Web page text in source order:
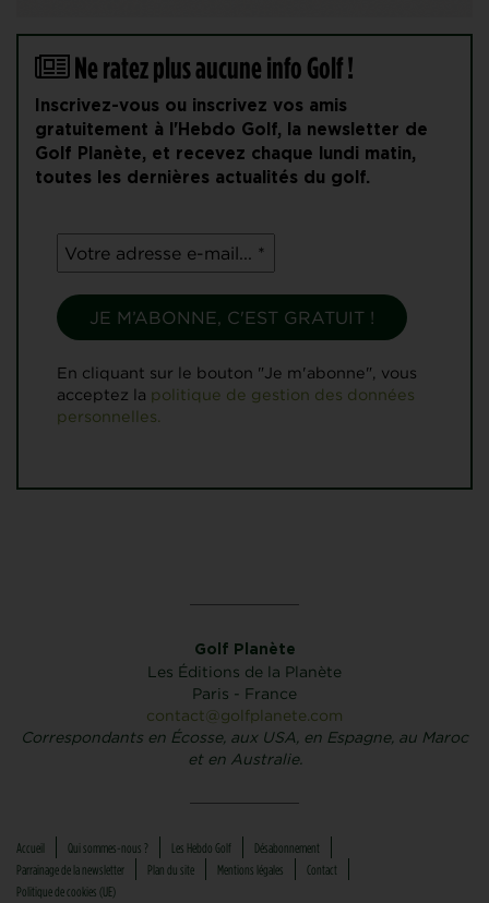
Ne ratez plus aucune info Golf !
Inscrivez-vous ou inscrivez vos amis
gratuitement à l'Hebdo Golf, la newsletter de
Golf Planète, et recevez chaque lundi matin,
toutes les dernières actualités du golf.
En cliquant sur le bouton "Je m'abonne", vous
acceptez la politique de gestion des données
personnelles.
Golf Planète
Les Éditions de la Planète
Paris - France
contact@golfplanete.com
Correspondants en Écosse, aux USA, en Espagne, au Maroc
et en Australie.
Accueil Qui sommes-nous ? Les Hebdo Golf
Désabonnement
Parrainage de la newsletter
Plan du site Mentions légales
Contact
Politique de cookies (UE)